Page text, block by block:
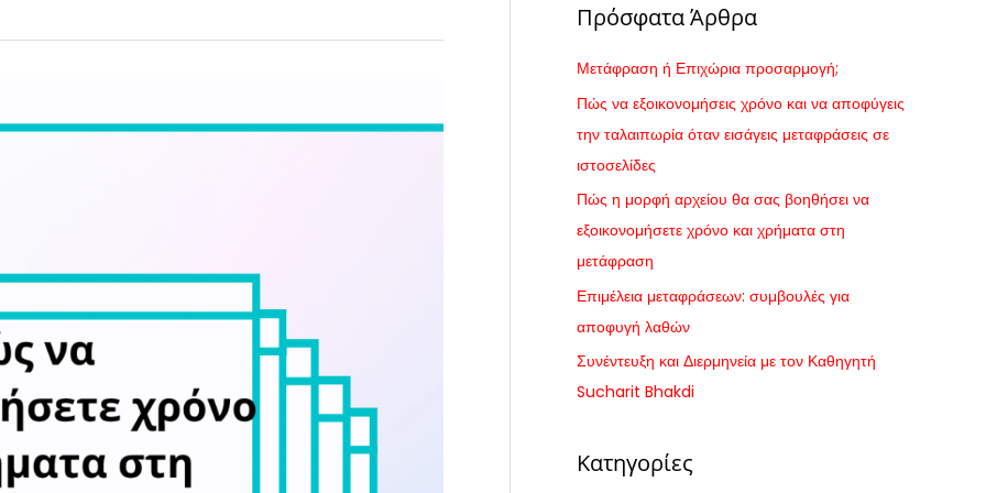
ζ
ή
α
:
Πρόσφατα Άρθρα
Μετάφραση ή Επιχώρια προσαρμογή;
Πώς να εξοικονομήσεις χρόνο και να αποφύγεις
την ταλαιπωρία όταν εισάγεις μεταφράσεις σε
ιστοσελίδες
Πώς η μορφή αρχείου θα σας βοηθήσει να
εξοικονομήσετε χρόνο και χρήματα στη
μετάφραση
Επιμέλεια μεταφράσεων: συμβουλές για
αποφυγή λαθών
Συνέντευξη και Διερμηνεία με τον Καθηγητή
Sucharit Bhakdi
Κατηγορίες